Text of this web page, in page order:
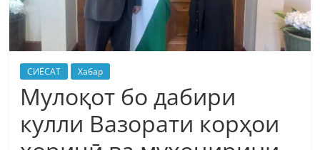
СИЁСАТ Хабар
Мулоқот бо дабири
кулли Вазорати корҳои